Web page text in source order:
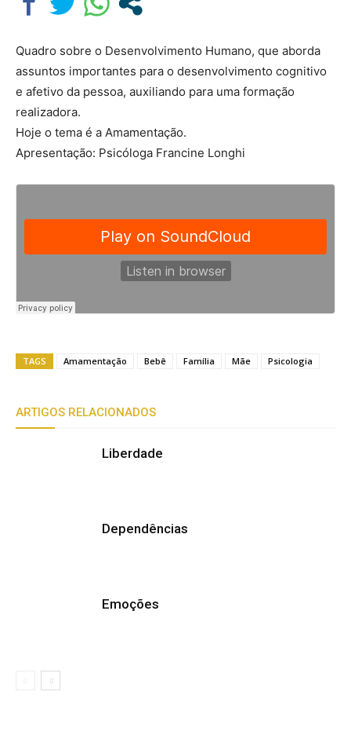
Quadro sobre o Desenvolvimento Humano, que aborda
assuntos importantes para o desenvolvimento cognitivo
e afetivo da pessoa, auxiliando para uma formação
realizadora.
Hoje o tema é a Amamentação.
Apresentação: Psicóloga Francine Longhi
TAGS Amamentação Bebê Família Mãe Psicologia
ARTIGOS RELACIONADOS
Liberdade
Dependências
Emoções